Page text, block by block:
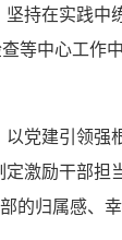
坚持在实践中
等中心工作
以党建引领强
激励干部
归属感、